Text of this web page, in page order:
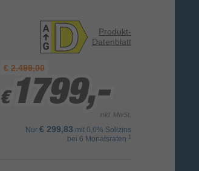
Produkt-
Datenblatt
€ 2.499,00
€1799,-
€1799,-
€1799,-
inkl. MwSt.
Nur € 299,83 mit 0,0% Sollzins
bei 6 Monatsraten 1